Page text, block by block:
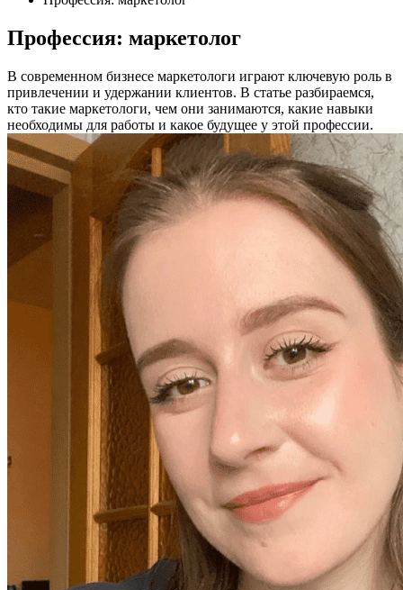
Профессия: маркетолог
В современном бизнесе маркетологи играют ключевую роль в
привлечении и удержании клиентов. В статье разбираемся,
кто такие маркетологи, чем они занимаются, какие навыки
необходимы для работы и какое будущее у этой профессии.